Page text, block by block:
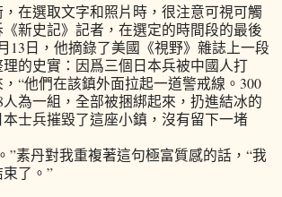
在選取文字和照片時，很注意可視可觸
新史記》記者，在選定的時間段的最後
日，他摘錄了美國《視野》雜誌上一段
的史實：因爲三個日本兵被中國人打
“他們在該鎮外面拉起一道警戒線。300
為一組，全部被捆綁起來，扔進結冰的
士兵摧毀了這座小鎮，沒有留下一堵
”素丹對我重複著這句極富質感的話，“我
了。”